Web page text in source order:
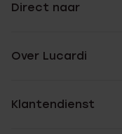
Direct naar
Over Lucardi
Klantendienst